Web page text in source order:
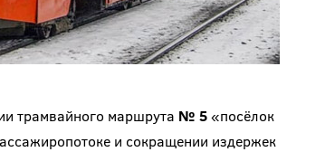
трамвайного маршрута № 5«посёлок
и сокращении издержек